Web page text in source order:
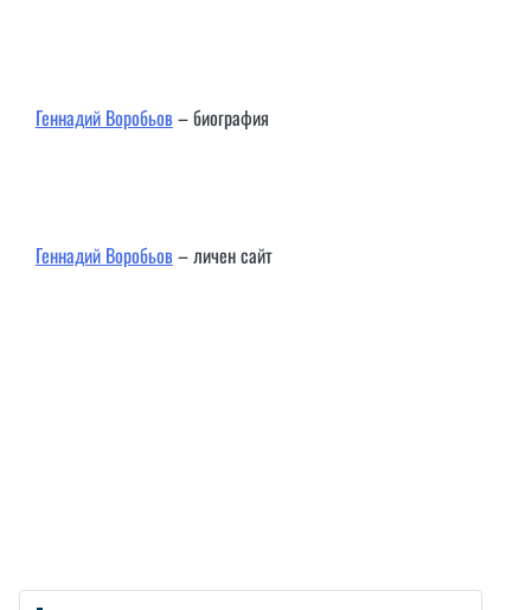
Геннадий Воробьов– биография
Геннадий Воробьов– личен сайт